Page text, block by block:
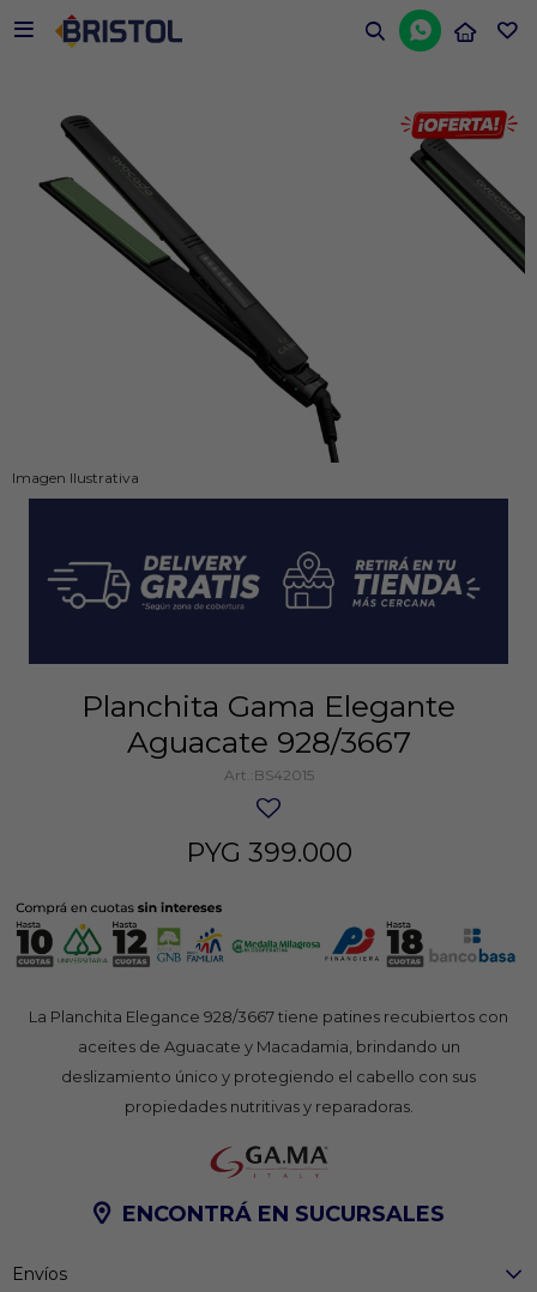


Imagen Ilustrativa
Planchita Gama Elegante
Aguacate 928/3667
BS42015
PYG 399.000
La Planchita Elegance 928/3667 tiene patines recubiertos con
aceites de Aguacate y Macadamia, brindando un
deslizamiento único y protegiendo el cabello con sus
propiedades nutritivas y reparadoras.
ENCONTRÁ EN SUCURSALES
Envíos